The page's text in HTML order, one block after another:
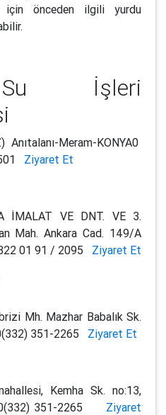
için önceden ilgili yurdu
İşleri
Meram-KONYA0
Ziyaret Et
İMALAT VE DNT. VE 3.
Mah. Ankara Cad. 149/A
01 91 / 2095 Ziyaret Et
Mh. Mazhar Babalık Sk.
351-2265 Ziyaret Et
Kemha Sk. no:13,
0(332) 351-2265 Ziyaret